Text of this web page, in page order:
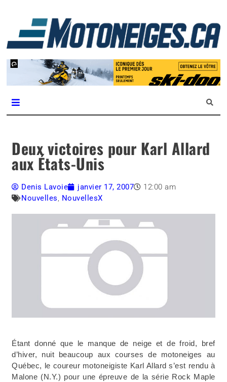
Magazine Motoneiges.ca
Deux victoires pour Karl Allard
aux États-Unis
Denis Lavoie janvier 17, 2007
12:00 am
Nouvelles, NouvellesX
Étant donné que le manque de neige et de froid, bref
d’hiver, nuit beaucoup aux courses de motoneiges au
Québec, le coureur motoneigiste Karl Allard s’est rendu à
Malone (N.Y.) pour une épreuve de la série Rock Maple